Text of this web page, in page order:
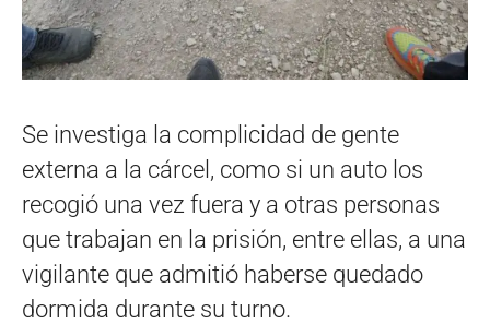
Se investiga la complicidad de gente
externa a la cárcel, como si un auto los
recogió una vez fuera y a otras personas
que trabajan en la prisión, entre ellas, a una
vigilante que admitió haberse quedado
dormida durante su turno.